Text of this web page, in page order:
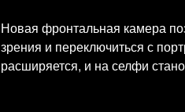
Новая фронтальная камера
зрения и переключиться с
расширяется, и на селфи